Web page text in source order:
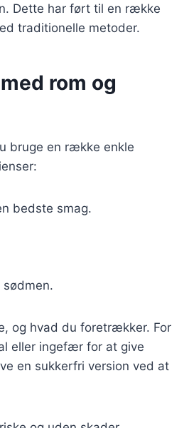
Dette har ført til en række
traditionelle metoder.
rom og
bruge en række enkle
bedste smag.
og hvad du foretrækker. For
eller ingefær for at give
en sukkerfri version ved at